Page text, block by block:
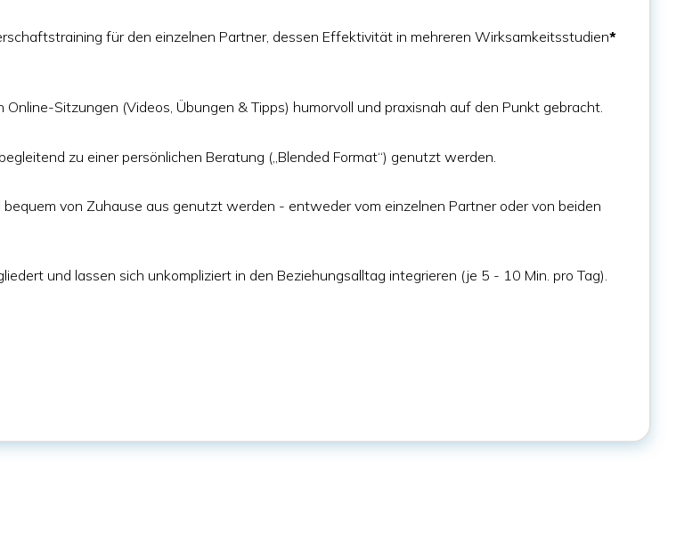
für den einzelnen Partner, dessen Effektivität in mehreren Wirksamkeitsstudien*
Sitzungen (Videos, Übungen & Tipps) humorvoll und praxisnah auf den Punkt gebracht.
zu einer persönlichen Beratung („Blended Format“) genutzt werden.
von Zuhause aus genutzt werden - entweder vom einzelnen Partner oder von beiden
und lassen sich unkompliziert in den Beziehungsalltag integrieren (je 5 - 10 Min. pro Tag).